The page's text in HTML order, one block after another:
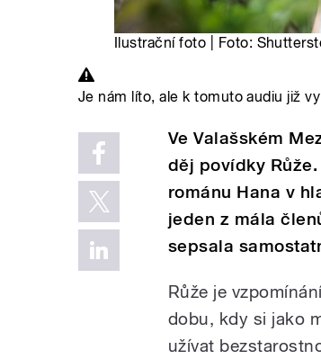
Ilustrační foto | Foto:
Je nám líto, ale k tomuto audiu již
Ve Valašském
děj povídky
románu Hana v
jeden z mála
sepsala
Růže je
dobu, kdy si jako
užívat